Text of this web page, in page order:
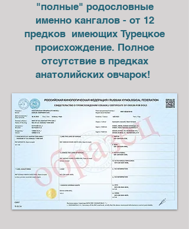
"полные" родословные
именно кангалов - от 12
предков имеющих Турецкое
происхождение. Полное
отсутствие в предках
анатолийских овчарок!